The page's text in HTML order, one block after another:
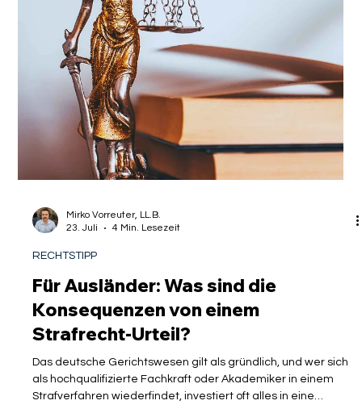
Für Ausländer: Was sind die
Konsequenzen von einem
Strafrecht-Urteil?
Das deutsche Gerichtswesen gilt als gründlich, und wer sich
als hochqualifizierte Fachkraft oder Akademiker in einem